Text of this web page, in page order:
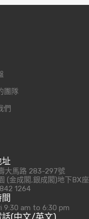
團隊
們
大馬路 283-297號
(金成閣,銀成閣)地下BX座
1264
9:30 am to 6:30 pm